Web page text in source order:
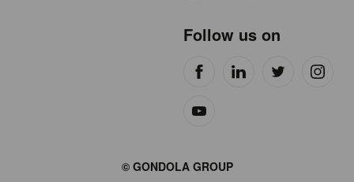
Follow us on
© GONDOLA GROUP